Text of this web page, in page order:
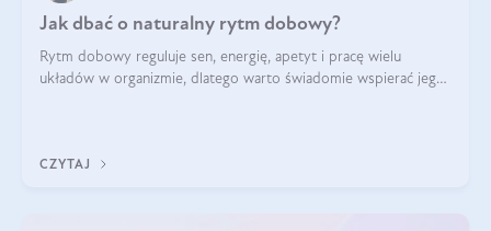
Jak dbać o naturalny rytm dobowy?
Rytm dobowy reguluje sen, energię, apetyt i pracę wielu
układów w organizmie, dlatego warto świadomie wspierać jego
CZYTAJ